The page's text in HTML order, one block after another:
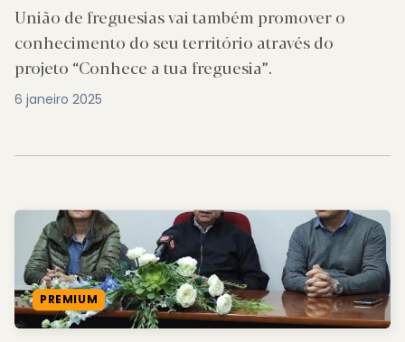
União de freguesias vai também promover o
conhecimento do seu território através do
projeto “Conhece a tua freguesia”.
6 janeiro 2025
PREMIUM